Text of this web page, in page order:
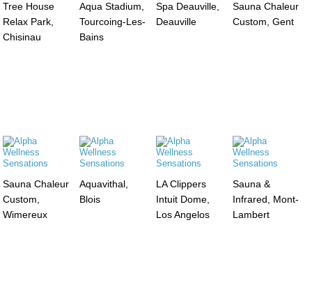
Tree House
Relax Park,
Chisinau
Aqua Stadium,
Tourcoing-Les-
Bains
Spa Deauville,
Deauville
Sauna Chaleur
Custom, Gent
Sauna Chaleur
Custom,
Wimereux
Aquavithal,
Blois
LA Clippers
Intuit Dome,
Los Angelos
Sauna &
Infrared, Mont-
Lambert